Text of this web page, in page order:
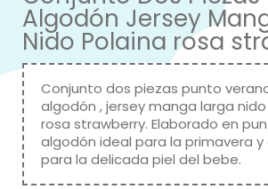
Algodón Jersey
Nido Polaina rosa
Conjunto dos piezas punto verano
algodón , jersey manga larga
rosa strawberry. Elaborado en
algodón ideal para la primavera y
para la delicada piel del bebe.